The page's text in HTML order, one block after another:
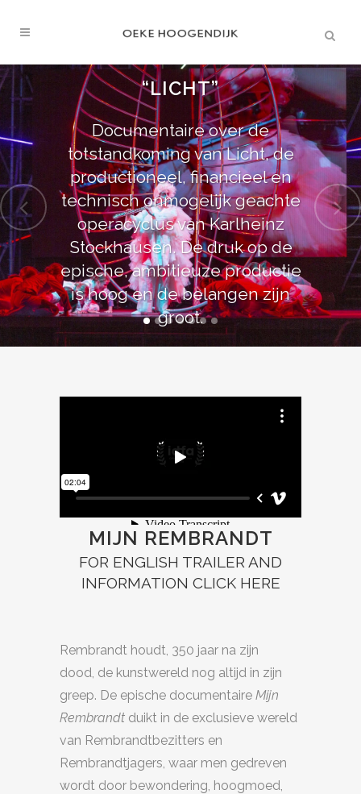
“LICHT”
Documentaire over de
totstandkoming van Licht, de
productioneel, financieel en
technisch onmogelijk geachte
operacyclus van Karlheinz
Stockhausen. De druk op de
epische, ambitieuze productie
is hoog en de belangen zijn
groot.
MIJN REMBRANDT
FOR ENGLISH TRAILER AND
INFORMATION CLICK HERE
Rembrandt houdt, 350 jaar na zijn
dood, de kunstwereld nog altijd in zijn
greep. De epische documentaire Mijn
Rembrandt duikt in de exclusieve wereld
van Rembrandtbezitters en
Rembrandtjagers, waar men gedreven
wordt door bewondering, hoogmoed,